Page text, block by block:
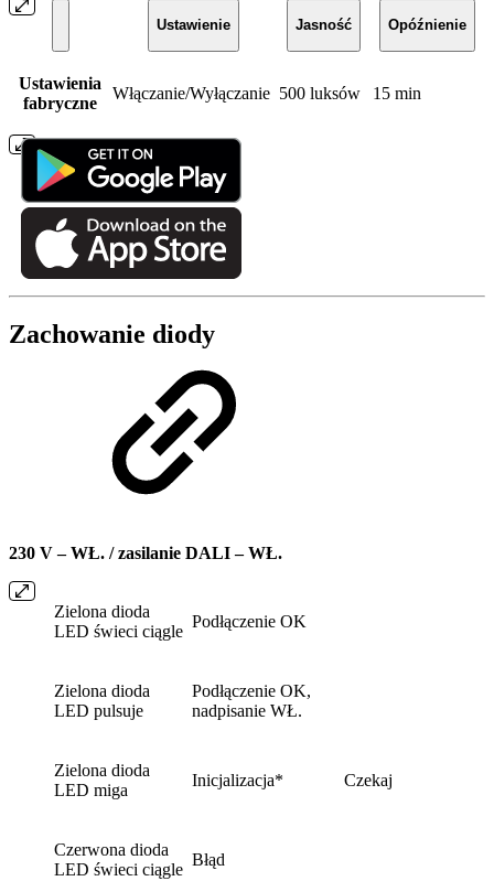
Ustawienie Jasność Opóźnienie
Ustawienia
fabryczne
Włączanie/Wyłączanie 500 luksów 15 min
Zachowanie diody
230 V – WŁ. / zasilanie DALI – WŁ.
Zielona dioda
LED świeci ciągle
Podłączenie OK
Zielona dioda
LED pulsuje
Podłączenie OK,
nadpisanie WŁ.
Zielona dioda
LED miga
Inicjalizacja* Czekaj
Czerwona dioda
LED świeci ciągle
Błąd